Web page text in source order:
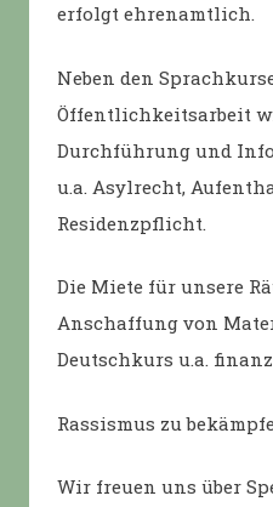
erfolgt ehrenamtlich.
Neben den
Öffentlichkeitsarbeit
Durchführung und
u.a. Asylrecht,
Residenzpflicht.
Die Miete für unsere
Anschaffung von
Deutschkurs u.a.
Rassismus zu
Wir freuen uns über